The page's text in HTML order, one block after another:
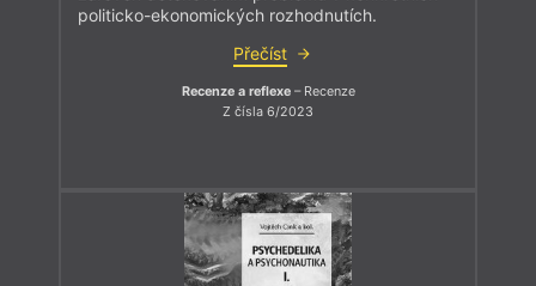
politicko-ekonomických rozhodnutích.
Přečíst
Recenze a reflexe– Recenze
Z čísla 6/2023